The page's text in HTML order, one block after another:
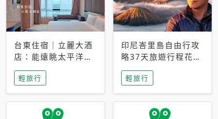
台東住宿｜立麗大酒
店：能遠眺太平洋與
中央山脈，被田野包
圍的台東度假感住宿
輕旅行
印尼峇里島自由行攻
略37天旅遊行程花費
5萬台幣 ❤️別等退休
才去圓夢 (附8.5萬次
下載峇里島地圖)😍
輕旅行